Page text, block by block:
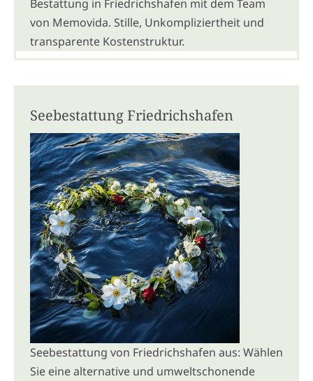
Bestattung in Friedrichshafen mit dem Team
von Memovida. Stille, Unkompliziertheit und
transparente Kostenstruktur.
Seebestattung Friedrichshafen
Seebestattung von Friedrichshafen aus: Wählen
Sie eine alternative und umweltschonende